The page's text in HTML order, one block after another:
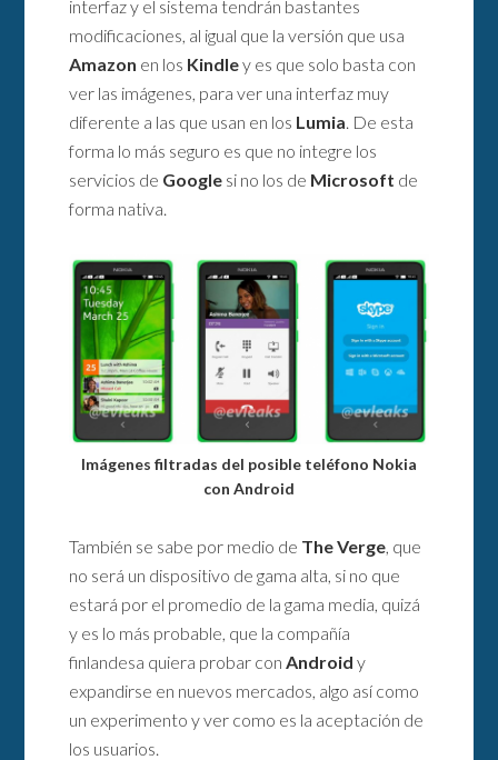
interfaz y el sistema tendrán bastantes
modificaciones, al igual que la versión que usa
Amazon en los Kindley es que solo basta con
ver las imágenes, para ver una interfaz muy
diferente a las que usan en los Lumia. De esta
forma lo más seguro es que no integre los
servicios de Google si no los de Microsoft de
forma nativa.
Imágenes filtradas del posible teléfono Nokia
con Android
También se sabe por medio de The Verge , que
no será un dispositivo de gama alta, si no que
estará por el promedio de la gama media, quizá
y es lo más probable, que la compañía
finlandesa quiera probar con Android y
expandirse en nuevos mercados, algo así como
un experimento y ver como es la aceptación de
los usuarios.